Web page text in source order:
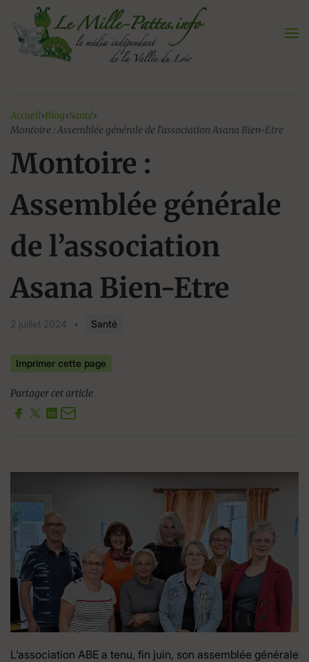
contenu
Accueil›Blog›Santé›
Montoire : Assemblée générale de l’association Asana Bien-Etre
Montoire :
Assemblée générale
de l’association
Asana Bien-Etre
2 juillet 2024 • Santé
Imprimer cette page
Partager cet article
L’association ABE a tenu, fin juin, son assemblée générale